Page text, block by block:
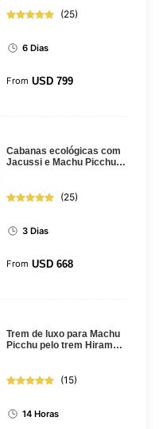
(25)
6 Dias
From USD 799
Cabanas ecológicas com
Jacussi e Machu Picchu:
(25)
3 Dias
From USD 668
Trem de luxo para Machu
Picchu pelo trem Hiram
(15)
14 Horas